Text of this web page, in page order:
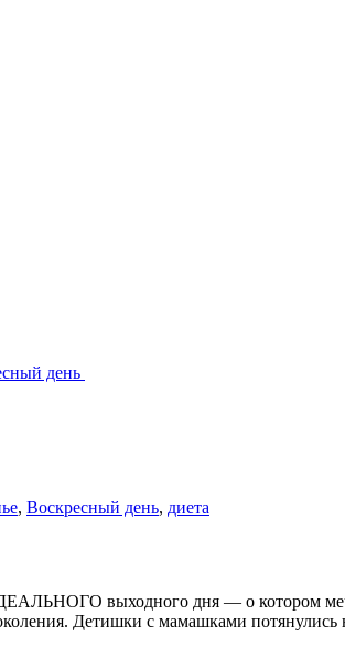
день
, Воскресный день, диета
выходного дня — о котором
Детишки с мамашками